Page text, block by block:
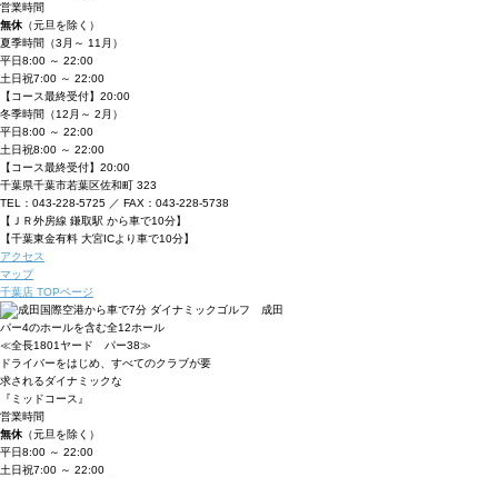
営業時間
無休 （元旦を除く）
夏季時間 （3月～ 11月）
平日8:00 ～ 22:00
土日祝7:00 ～ 22:00
【コース最終受付】20:00
冬季時間 （12月～ 2月）
平日8:00 ～ 22:00
土日祝8:00 ～ 22:00
【コース最終受付】20:00
千葉県千葉市若葉区佐和町 323
TEL：043-228-5725 ／ FAX：043-228-5738
【ＪＲ外房線 鎌取駅 から車で10分】
【千葉東金有料 大宮ICより車で10分】
アクセス
マップ
千葉店 TOPページ
パー4のホールを含む全12ホール
≪全長1801ヤード パー38≫
ドライバーをはじめ、すべてのクラブが要
求されるダイナミックな
『ミッドコース』
営業時間
無休 （元旦を除く）
平日8:00 ～ 22:00
土日祝7:00 ～ 22:00